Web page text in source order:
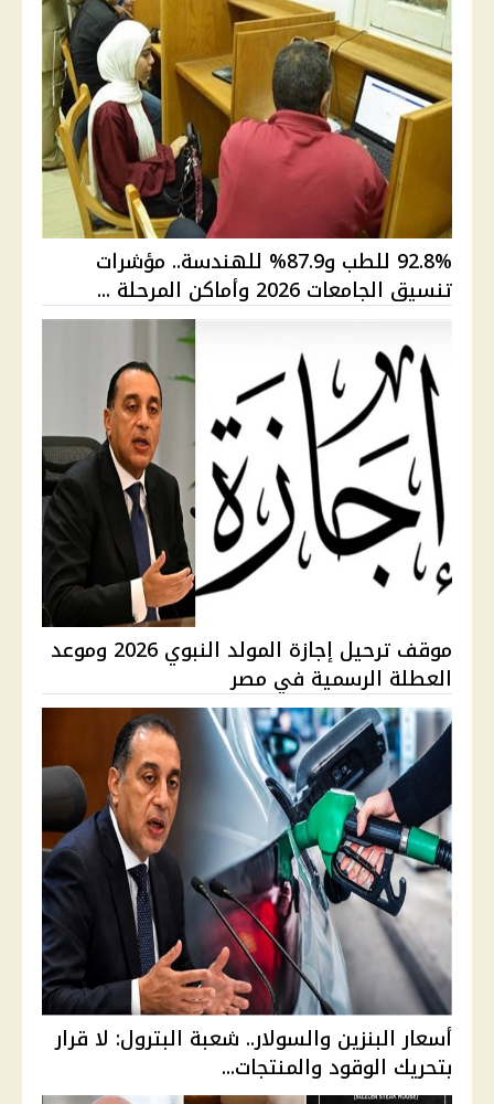
92.8% للطب و87.9% للهندسة.. مؤشرات
تنسيق الجامعات 2026 وأماكن المرحلة ...
موقف ترحيل إجازة المولد النبوي 2026 وموعد
العطلة الرسمية في مصر
أسعار البنزين والسولار.. شعبة البترول: لا قرار
بتحريك الوقود والمنتجات...